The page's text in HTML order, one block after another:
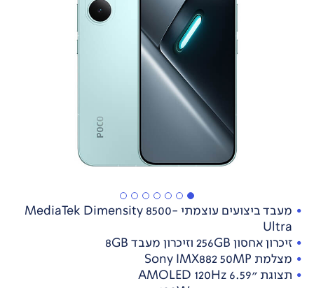
מעבד ביצועים עוצמתי MediaTek Dimensity 8500-
Ultra
זיכרון אחסון 256GB וזיכרון מעבד 8GB
מצלמת Sony IMX882 50MP
תצוגת "AMOLED 120Hz 6.59